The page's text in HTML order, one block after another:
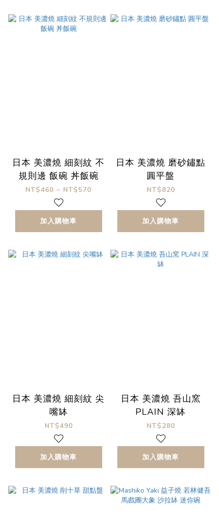
日本 美濃燒 細刻紋 不
規則邊 飯碗 丼飯碗
NT$460 ~ NT$570
加入購物車
日本 美濃燒 磨砂鏽點
圓平盤
NT$820
加入購物車
日本 美濃燒 細刻紋 尖
嘴缽
NT$490
加入購物車
日本 美濃燒 吾山窯
PLAIN 深缽
NT$280
加入購物車